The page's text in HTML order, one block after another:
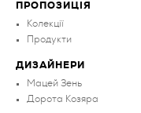
ПРОПОЗИЦІЯ
Колекції
Продукти
ДИЗАЙНЕРИ
Мацей Зень
Дорота Козяра